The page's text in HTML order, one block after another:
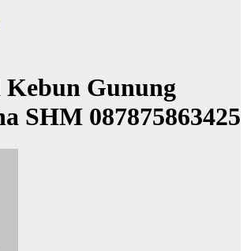
Kebun Gunung
SHM 087875863425